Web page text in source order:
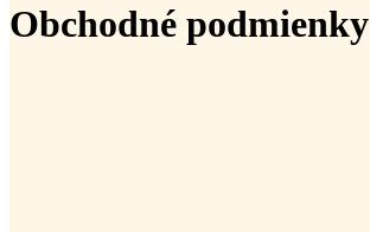
Obchodné podmienky